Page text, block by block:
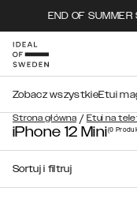
END OF
Strona główna / Etui na
Zobacz wszystkieEtui
iPhone 12 Mini(0
Sortuj i filtruj